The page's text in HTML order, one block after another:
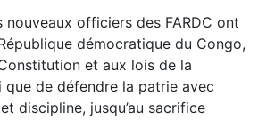
nouveaux officiers des FARDC ont
démocratique du Congo,
et aux lois de la
que de défendre la patrie avec
discipline, jusqu’au sacrifice